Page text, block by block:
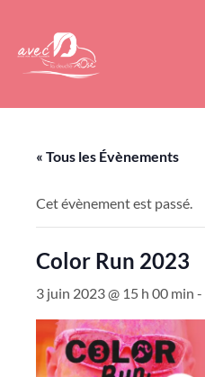
« Tous les Évènements
Cet évènement est passé.
Color Run 2023
3 juin 2023 @ 15 h 00 min -